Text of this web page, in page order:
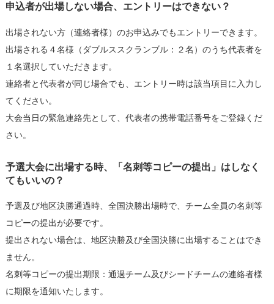
申込者が出場しない場合、エントリーはできない？
出場されない方（連絡者様）のお申込みでもエントリーできます。
出場される４名様（ダブルススクランブル：２名）のうち代表者を
１名選択していただきます。
連絡者と代表者が同じ場合でも、エントリー時は該当項目に入力し
てください。
大会当日の緊急連絡先として、代表者の携帯電話番号をご登録くだ
さい。
予選大会に出場する時、「名刺等コピーの提出」はしなく
てもいいの？
予選及び地区決勝通過時、全国決勝出場時で、チーム全員の名刺等
コピーの提出が必要です。
提出されない場合は、地区決勝及び全国決勝に出場することはでき
ません。
名刺等コピーの提出期限：通過チーム及びシードチームの連絡者様
に期限を通知いたします。